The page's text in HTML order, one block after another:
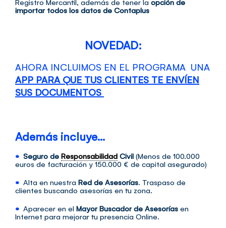
importar todos los datos de Contaplus
NOVEDAD:
AHORA INCLUIMOS EN EL PROGRAMA UNA
APP PARA QUE TUS CLIENTES TE ENVÍEN
SUS DOCUMENTOS
Además incluye…
• Seguro de Responsabilidad Civil (Menos de 100.000
euros de facturación y 150.000 € de capital asegurado)
• Alta en nuestra Red de Asesorías. Traspaso de
clientes buscando asesorías en tu zona.
• Aparecer en el Mayor Buscador de Asesorías en
Internet para mejorar tu presencia Online.